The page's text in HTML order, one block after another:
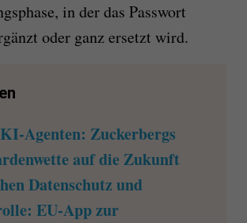
in der das Passwort
oder ganz ersetzt wird.
Agenten: Zuckerbergs
auf die Zukunft
Datenschutz und
EU-App zur